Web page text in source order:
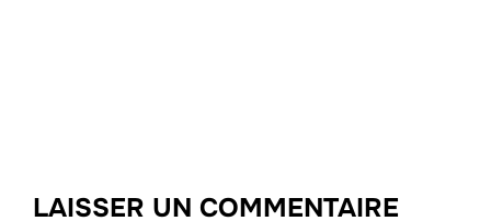
LAISSER UN COMMENTAIRE